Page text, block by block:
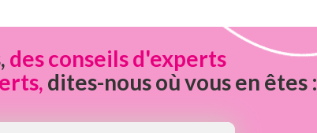
des conseils d'experts
dites-nous où vous en êtes :